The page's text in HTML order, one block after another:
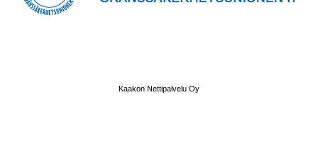
Kaakon Nettipalvelu Oy